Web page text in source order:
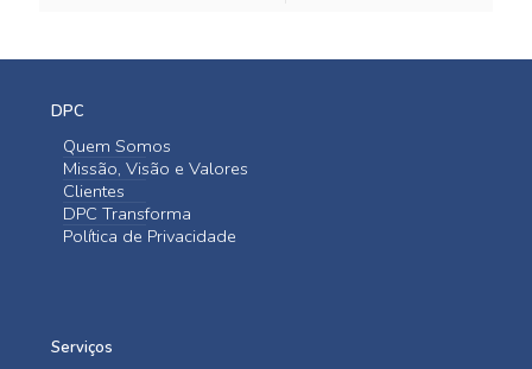
DPC
Quem Somos
Missão, Visão e Valores
Clientes
DPC Transforma
Política de Privacidade
Serviços